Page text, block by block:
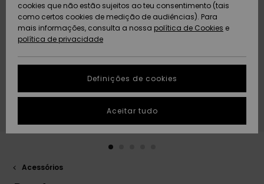
Artigos
recém-
chegados
Coleções
Artigos
recém-
chegados
Highlights
Community
AJUDA
Protecção de
dados
Guia de
tamanhos
conversa para
obteres a
resposta mais
rápida à tua
SUSTAINABILITY
PRESENTE
DESEJO
Acessórios
cookies que não estão sujeitos ao teu consentimento (tais
como certos cookies de medição de audiências). Para
mais informações, consulta a nossa política de Cookies e
política de privacidade
Definições de cookies
Aceitar tudo